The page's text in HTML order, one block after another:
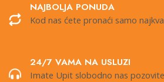
NAJBOLJA PONUDA
Kod nas ćete pronaći samo
24/7 VAMA NA USLUZI
Imate Upit slobodno nas